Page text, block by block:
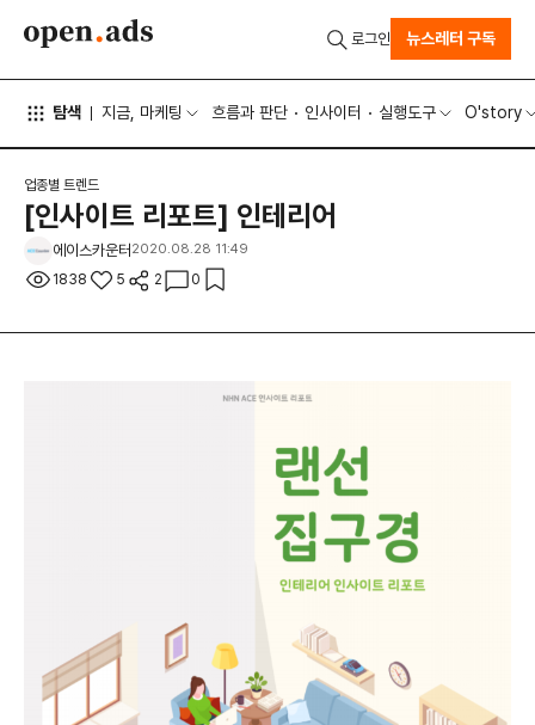
탐색 지금, 마케팅 흐름과 판단 인사이터 실행도구 O'story
로그인 뉴스레터 구독
업종별 트렌드
[인사이트 리포트] 인테리어
에이스카운터 2020.08.28 11:49
1838 5 2 0